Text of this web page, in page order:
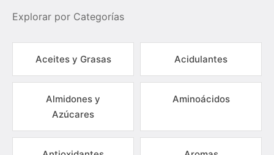
Explorar por Categorías
Aceites y Grasas Acidulantes
Almidones y
Azúcares
Aminoácidos